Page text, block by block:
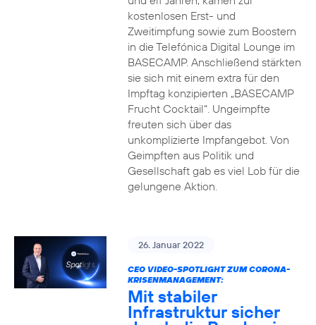
kostenlosen Erst- und
Zweitimpfung sowie zum Boostern
in die Telefónica Digital Lounge im
BASECAMP. Anschließend stärkten
sie sich mit einem extra für den
Impftag konzipierten „BASECAMP
Frucht Cocktail“. Ungeimpfte
freuten sich über das
unkomplizierte Impfangebot. Von
Geimpften aus Politik und
Gesellschaft gab es viel Lob für die
gelungene Aktion.
26. Januar 2022
CEO VIDEO-SPOTLIGHT ZUM CORONA-
KRISENMANAGEMENT:
Mit stabiler
Infrastruktur sicher